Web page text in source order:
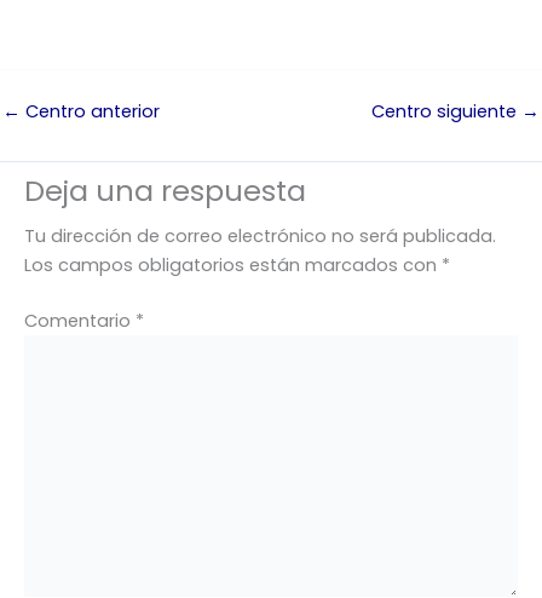
← Centro anterior Centro siguiente →
Deja una respuesta
Tu dirección de correo electrónico no será publicada.
Los campos obligatorios están marcados con *
Comentario *